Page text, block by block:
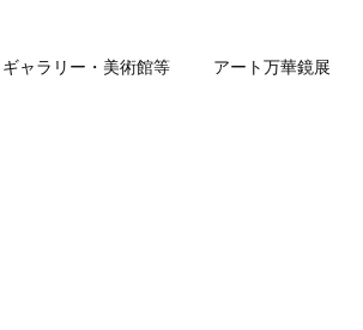
ギャラリー・美術館等 アート万華鏡展